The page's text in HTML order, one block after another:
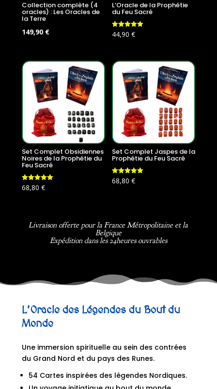
Collection complète (4
oracles) : Les Oracles de
la Terre
Le
était :
179,60 €.
149,90 €Le
est :
149,90 €.
L’Oracle de la Prophétie
du Feu Sacré
Note
5.00
44,90€
Set Complet Obsidiennes
Noires de la Prophétie du
Feu Sacré
Note
5.00
68,80 €
Set Complet Jaspes de la
Prophétie du Feu Sacré
Note
5.00
68,80€
Livraison offerte pour la France Métropolitaine et la
Belgique
Expédition dans les 24heures ouvrables
L’Oracle des Légendes du Bout du
Monde
Une immersion spirituelle au sein des contrées
du Grand Nord et du pays des Runes.
54 Cartes inspirées des légendes Nordiques.